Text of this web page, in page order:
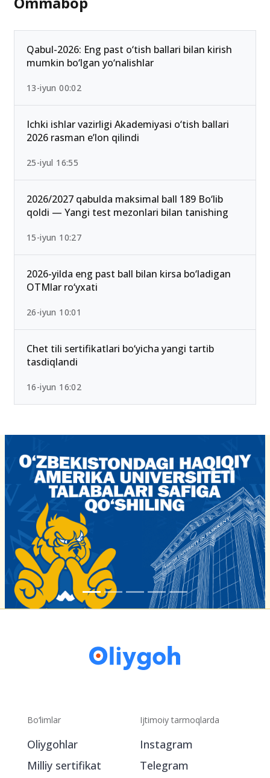
Ommabop
Qabul-2026: Eng past o‘tish ballari bilan kirish
mumkin bo‘lgan yo‘nalishlar
13-iyun 00:02
Ichki ishlar vazirligi Akademiyasi o‘tish ballari
2026 rasman e’lon qilindi
25-iyul 16:55
2026/2027 qabulda maksimal ball 189 Bo‘lib
qoldi — Yangi test mezonlari bilan tanishing
15-iyun 10:27
2026-yilda eng past ball bilan kirsa bo‘ladigan
OTMlar ro‘yxati
26-iyun 10:01
Chet tili sertifikatlari bo‘yicha yangi tartib
tasdiqlandi
Bo‘limlar Ijtimoiy tarmoqlarda